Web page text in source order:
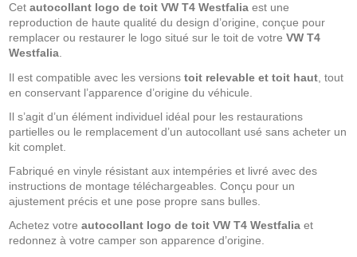
Cet autocollant logo de toit VW T4 Westfaliaest une
reproduction de haute qualité du design d’origine, conçue pour
remplacer ou restaurer le logo situé sur le toit de votre VW T4
Westfalia.
Il est compatible avec les versions toit relevable et toit haut, tout
en conservant l’apparence d’origine du véhicule.
Il s’agit d’un élément individuel idéal pour les restaurations
partielles ou le remplacement d’un autocollant usé sans acheter un
kit complet.
Fabriqué en vinyle résistant aux intempéries et livré avec des
instructions de montage téléchargeables. Conçu pour un
ajustement précis et une pose propre sans bulles.
Achetez votre autocollant logo de toit VW T4 Westfaliaet
redonnez à votre camper son apparence d’origine.